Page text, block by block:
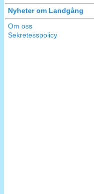
Nyheter om Landgång
Om oss
Sekretesspolicy